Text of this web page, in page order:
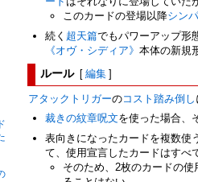
このカードの登場以降シン
続く 超天篇でもパワーアップ形
《オヴ・シディア》 本体の新規
ルール [編集]
アタックトリガーのコスト踏み倒し
裁きの紋章呪文を使った場合、
表向きになったカードを複数使
て、使用宣言したカードはすべ
そのため、2枚のカードの